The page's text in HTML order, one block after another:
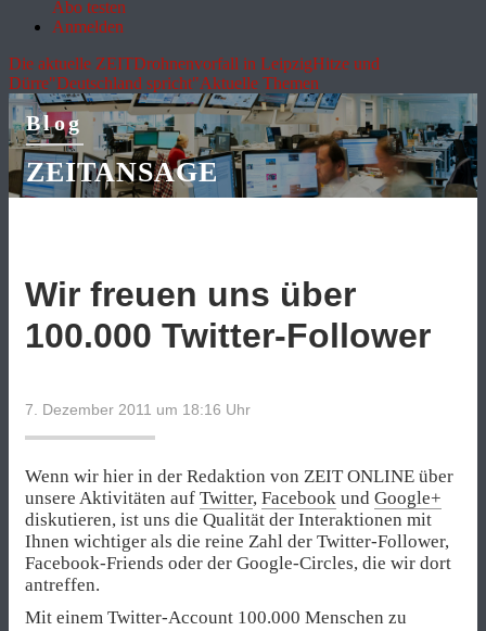
Abo testen
Anmelden
Die aktuelle ZEITDrohnenvorfall in LeipzigHitze und
Dürre"Deutschland spricht"Aktuelle Themen
Blog
ZEITANSAGE
Wir freuen uns über
100.000 Twitter-Follower
7. Dezember 2011 um 18:16 Uhr
Wenn wir hier in der Redaktion von ZEIT ONLINE über
unsere Aktivitäten auf Twitter, Facebook und Google+
diskutieren, ist uns die Qualität der Interaktionen mit
Ihnen wichtiger als die reine Zahl der Twitter-Follower,
Facebook-Friends oder der Google-Circles, die wir dort
antreffen.
Mit einem Twitter-Account 100.000 Menschen zu